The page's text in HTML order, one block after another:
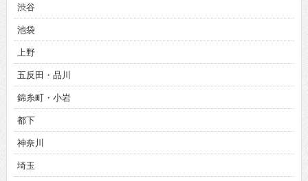
渋谷
池袋
上野
五反田・品川
錦糸町・小岩
都下
神奈川
埼玉